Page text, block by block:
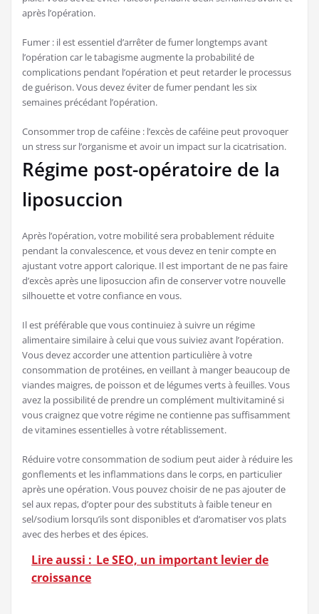
après l’opération.
Fumer : il est essentiel d’arrêter de fumer longtemps avant
l’opération car le tabagisme augmente la probabilité de
complications pendant l’opération et peut retarder le processus
de guérison. Vous devez éviter de fumer pendant les six
semaines précédant l’opération.
Consommer trop de caféine : l’excès de caféine peut provoquer
un stress sur l’organisme et avoir un impact sur la cicatrisation.
Régime post-opératoire de la
liposuccion
Après l’opération, votre mobilité sera probablement réduite
pendant la convalescence, et vous devez en tenir compte en
ajustant votre apport calorique. Il est important de ne pas faire
d’excès après une liposuccion afin de conserver votre nouvelle
silhouette et votre confiance en vous.
Il est préférable que vous continuiez à suivre un régime
alimentaire similaire à celui que vous suiviez avant l’opération.
Vous devez accorder une attention particulière à votre
consommation de protéines, en veillant à manger beaucoup de
viandes maigres, de poisson et de légumes verts à feuilles. Vous
avez la possibilité de prendre un complément multivitaminé si
vous craignez que votre régime ne contienne pas suffisamment
de vitamines essentielles à votre rétablissement.
Réduire votre consommation de sodium peut aider à réduire les
gonflements et les inflammations dans le corps, en particulier
après une opération. Vous pouvez choisir de ne pas ajouter de
sel aux repas, d’opter pour des substituts à faible teneur en
sel/sodium lorsqu’ils sont disponibles et d’aromatiser vos plats
avec des herbes et des épices.
Lire aussi : Le SEO, un important levier de
croissance